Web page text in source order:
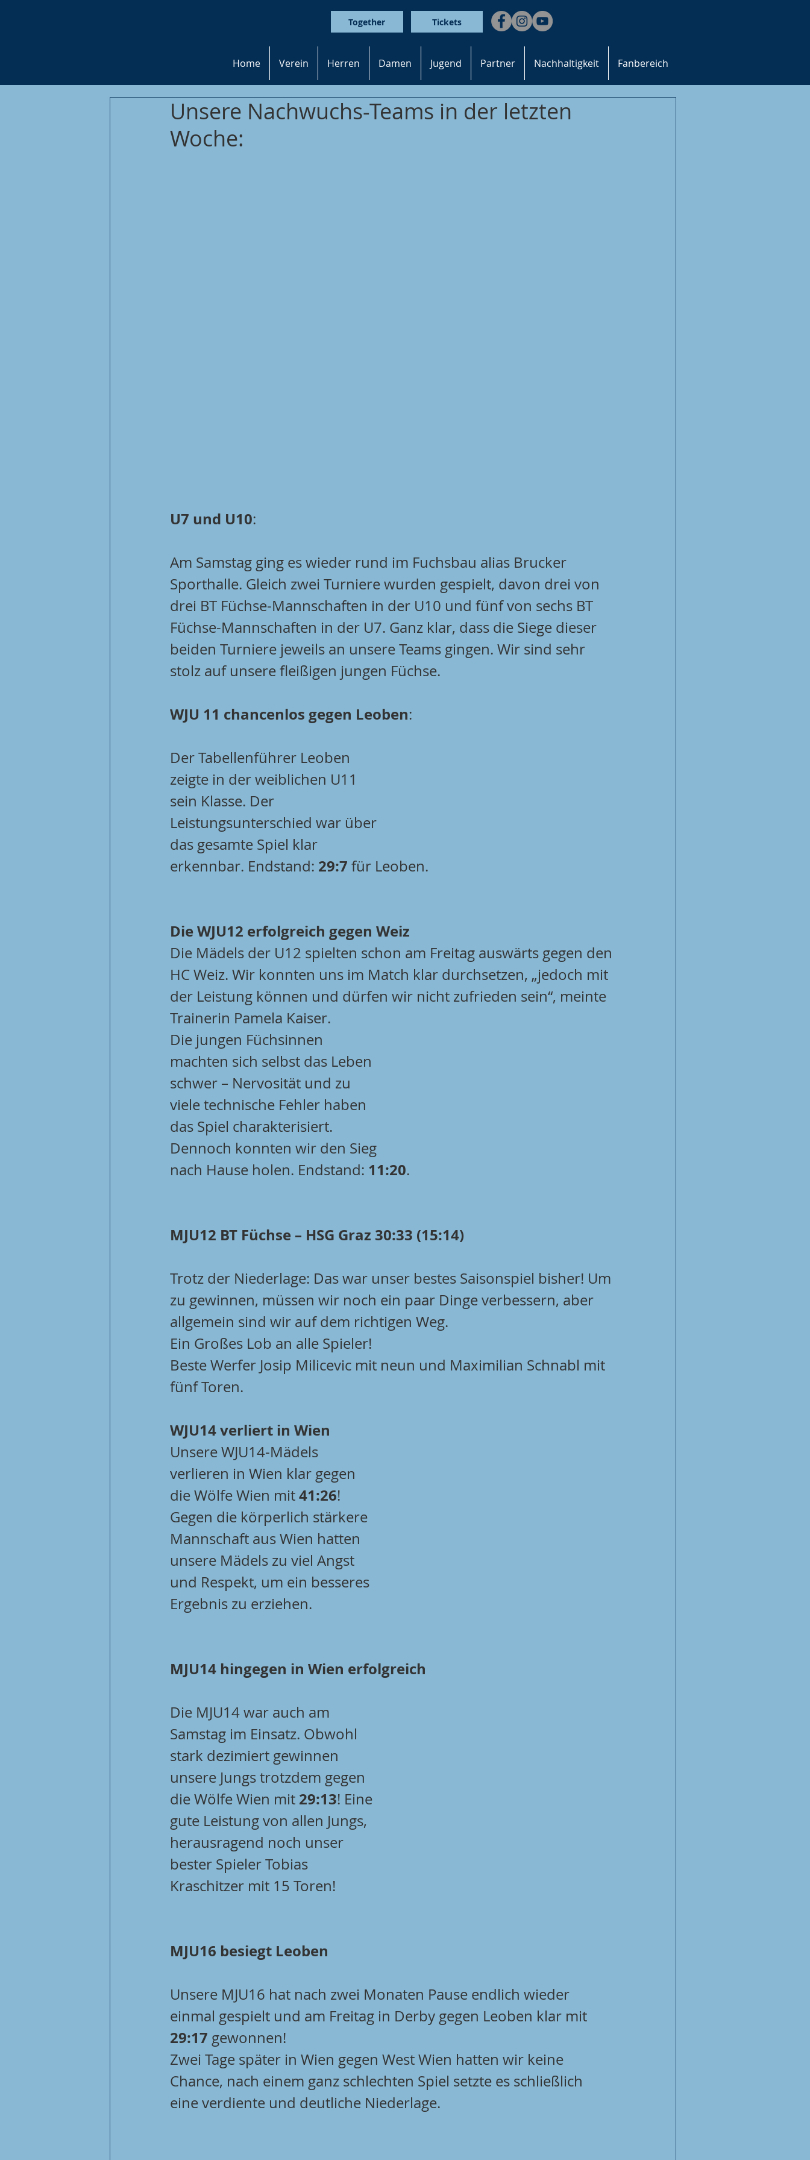
Together Tickets
Home Verein Herren Damen Jugend Partner Nachhaltigkeit Fanbereich
Unsere Nachwuchs-Teams in der letzten
Woche:
U7 und U10:
Am Samstag ging es wieder rund im Fuchsbau alias Brucker
Sporthalle. Gleich zwei Turniere wurden gespielt, davon drei von
drei BT Füchse-Mannschaften in der U10 und fünf von sechs BT
Füchse-Mannschaften in der U7. Ganz klar, dass die Siege dieser
beiden Turniere jeweils an unsere Teams gingen. Wir sind sehr
stolz auf unsere fleißigen jungen Füchse.
WJU 11 chancenlos gegen Leoben:
Der Tabellenführer Leoben
zeigte in der weiblichen U11
sein Klasse. Der
Leistungsunterschied war über
das gesamte Spiel klar
erkennbar. Endstand: 29:7 für Leoben.
Die WJU12 erfolgreich gegen Weiz
Die Mädels der U12 spielten schon am Freitag auswärts gegen den
HC Weiz. Wir konnten uns im Match klar durchsetzen, „jedoch mit
der Leistung können und dürfen wir nicht zufrieden sein“, meinte
Trainerin Pamela Kaiser.
Die jungen Füchsinnen
machten sich selbst das Leben
schwer – Nervosität und zu
viele technische Fehler haben
das Spiel charakterisiert.
Dennoch konnten wir den Sieg
nach Hause holen. Endstand: 11:20.
MJU12 BT Füchse – HSG Graz 30:33 (15:14)
Trotz der Niederlage: Das war unser bestes Saisonspiel bisher! Um
zu gewinnen, müssen wir noch ein paar Dinge verbessern, aber
allgemein sind wir auf dem richtigen Weg.
Ein Großes Lob an alle Spieler!
Beste Werfer Josip Milicevic mit neun und Maximilian Schnabl mit
fünf Toren.
WJU14 verliert in Wien
Unsere WJU14-Mädels
verlieren in Wien klar gegen
die Wölfe Wien mit 41:26!
Gegen die körperlich stärkere
Mannschaft aus Wien hatten
unsere Mädels zu viel Angst
und Respekt, um ein besseres
Ergebnis zu erziehen.
MJU14 hingegen in Wien erfolgreich
Die MJU14 war auch am
Samstag im Einsatz. Obwohl
stark dezimiert gewinnen
unsere Jungs trotzdem gegen
die Wölfe Wien mit 29:13! Eine
gute Leistung von allen Jungs,
herausragend noch unser
bester Spieler Tobias
Kraschitzer mit 15 Toren!
MJU16 besiegt Leoben
Unsere MJU16 hat nach zwei Monaten Pause endlich wieder
einmal gespielt und am Freitag in Derby gegen Leoben klar mit
29:17 gewonnen!
Zwei Tage später in Wien gegen West Wien hatten wir keine
Chance, nach einem ganz schlechten Spiel setzte es schließlich
eine verdiente und deutliche Niederlage.